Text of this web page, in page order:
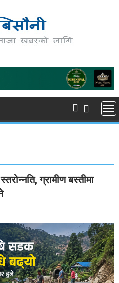
ग्रामीण बस्तीमा